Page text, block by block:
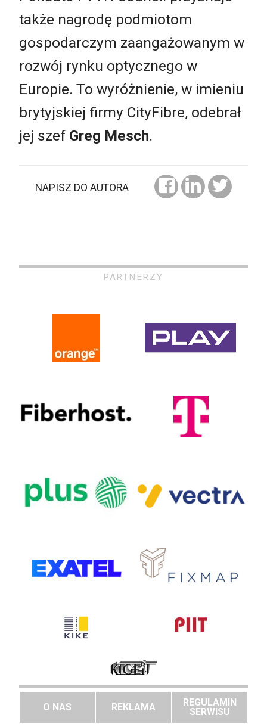
także nagrodę podmiotom
gospodarczym zaangażowanym w
rozwój rynku optycznego w
Europie. To wyróżnienie, w imieniu
brytyjskiej firmy CityFibre, odebrał
jej szef Greg Mesch.
NAPISZ DO AUTORA
PARTNERZY
O NAS REKLAMA
REGULAMIN
SERWISU